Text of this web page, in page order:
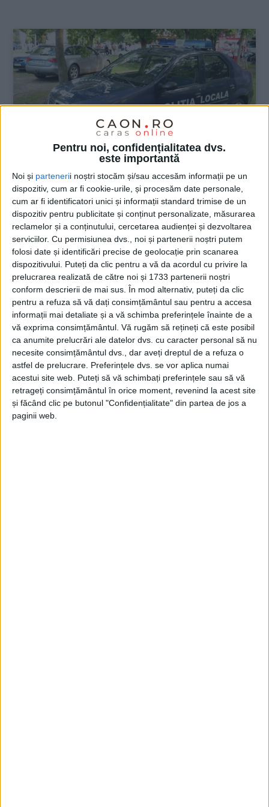
Pentru noi, confidențialitatea dvs.
este importantă
Noi și partenerii noștri stocăm și/sau accesăm informații pe un
dispozitiv, cum ar fi cookie-urile, și procesăm date personale,
cum ar fi identificatori unici și informații standard trimise de un
dispozitiv pentru publicitate și conținut personalizate, măsurarea
reclamelor și a conținutului, cercetarea audienței și dezvoltarea
serviciilor. Cu permisiunea dvs., noi și partenerii noștri putem
folosi date și identificări precise de geolocație prin scanarea
dispozitivului. Puteți da clic pentru a vă da acordul cu privire la
prelucrarea realizată de către noi și 1733 partenerii noștri
conform descrierii de mai sus. În mod alternativ, puteți da clic
pentru a refuza să vă dați consimțământul sau pentru a accesa
informații mai detaliate și a vă schimba preferințele înainte de a
vă exprima consimțământul. Vă rugăm să rețineți că este posibil
ca anumite prelucrări ale datelor dvs. cu caracter personal să nu
necesite consimțământul dvs., dar aveți dreptul de a refuza o
astfel de prelucrare. Preferințele dvs. se vor aplica numai
acestui site web. Puteți să vă schimbați preferințele sau să vă
retrageți consimțământul în orice moment, revenind la acest site
și făcând clic pe butonul "Confidențialitate" din partea de jos a
paginii web.
ŞTIRILE JUDEŢULUI CARAŞ-SEVERIN
Reşiţa cade pradă vandalilor! Poliţia
Locală e ocupată cu izolaţii!
7 IULIE 2020, 04:01 PM 3 MINUTE DE CITIRE
REŞIŢA – Primarul Ioan Popa a ridicat un semnal de alarmă
vizavi de distrugerile care se întâmplă în oraş după ce
municipalitatea nu mai are niciun control asupra Poliţiei Locale
care să patruleze în zonele cu incidente sau care să ia măsuri
împotriva celor care distrug bunurile urbei!
Arhive